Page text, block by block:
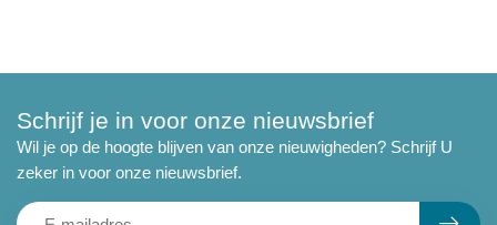
Schrijf je in voor onze nieuwsbrief
Wil je op de hoogte blijven van onze nieuwigheden? Schrijf U
zeker in voor onze nieuwsbrief.